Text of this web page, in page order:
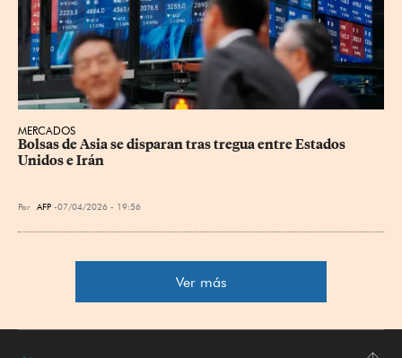
MERCADOS
Bolsas de Asia se disparan tras tregua entre Estados
Unidos e Irán
Por AFP 07/04/2026 - 19:56
Ver más